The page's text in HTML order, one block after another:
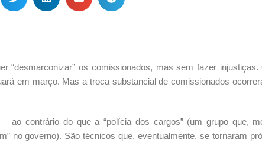
“desmarconizar” os comissionados, mas sem fazer
em março. Mas a troca substancial de comissionados
ao contrário do que a “polícia dos cargos” (um grupo que,
no governo). São técnicos que, eventualmente, se tornaram